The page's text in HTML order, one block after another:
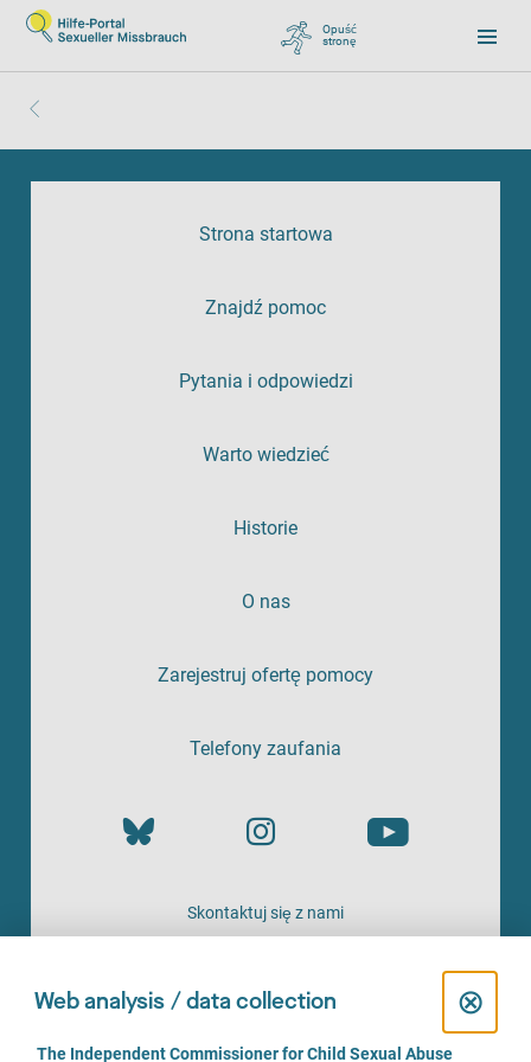
Opuść
stronę
Strona startowa
Znajdź pomoc
Pytania i odpowiedzi
Warto wiedzieć
Historie
O nas
Zarejestruj ofertę pomocy
Telefony zaufania
Skontaktuj się z nami
OFERTA
Web analysis / data collection ⊗
C
l
C
The Independent Commissioner for Child Sexual Abuse